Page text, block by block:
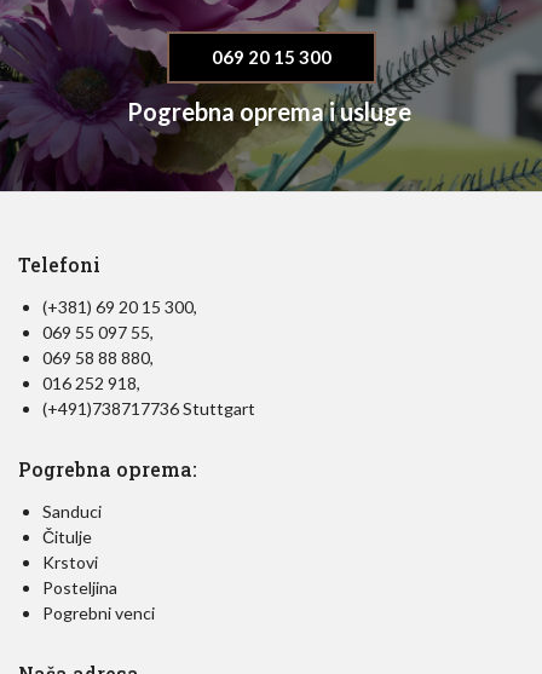
069 20 15 300
Pogrebna oprema i usluge
Telefoni
(+381) 69 20 15 300,
069 55 097 55,
069 58 88 880,
016 252 918,
(+491)738717736 Stuttgart
Pogrebna oprema:
Sanduci
Čitulje
Krstovi
Posteljina
Pogrebni venci